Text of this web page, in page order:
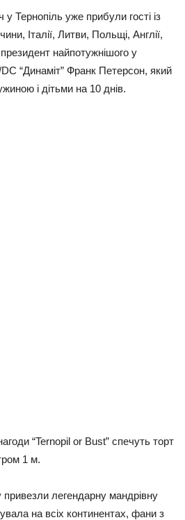
у Тернопіль уже прибули гості із
Італії, Литви, Польщі, Англії,
найпотужнішого у
“Динаміт” Франк Петерсон, який
і дітьми на 10 днів.
“Ternopil or Bust” спечуть торт
1 м.
привезли легендарну мандрівну
на всіх континентах, фани з